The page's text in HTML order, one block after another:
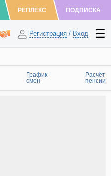
РЕПЛЕКС ПОДПИСКА
Регистрация / Вход
График
смен
Расчёт
пенсии